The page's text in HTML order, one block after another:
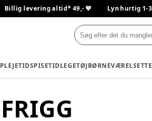
Billig levering altid* 49,- 💙 Lyn hurtig 1-
PLEJETIDSPISETIDLEGETØJBØRNEVÆRELSET
FRIGG